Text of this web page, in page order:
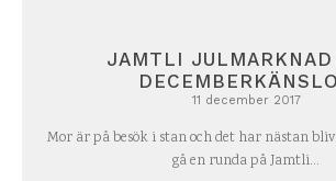
JAMTLI JULMARKNAD
11 december 2017
Mor är på besök i stan och det har nästan
gå en runda på Jamtli...